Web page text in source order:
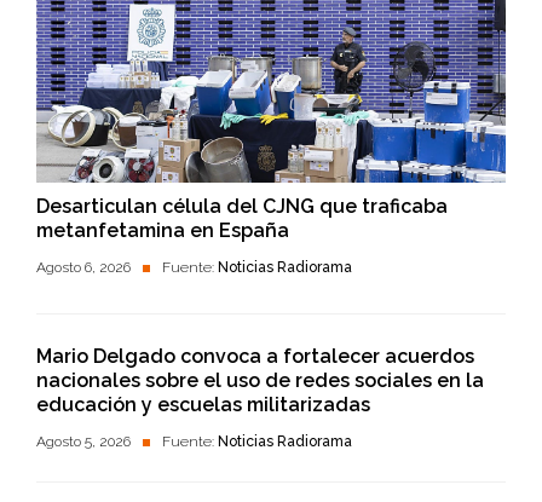
Desarticulan célula del CJNG que traficaba
metanfetamina en España
Agosto 6, 2026 Fuente: Noticias Radiorama
Mario Delgado convoca a fortalecer acuerdos
nacionales sobre el uso de redes sociales en la
educación y escuelas militarizadas
Agosto 5, 2026 Fuente: Noticias Radiorama